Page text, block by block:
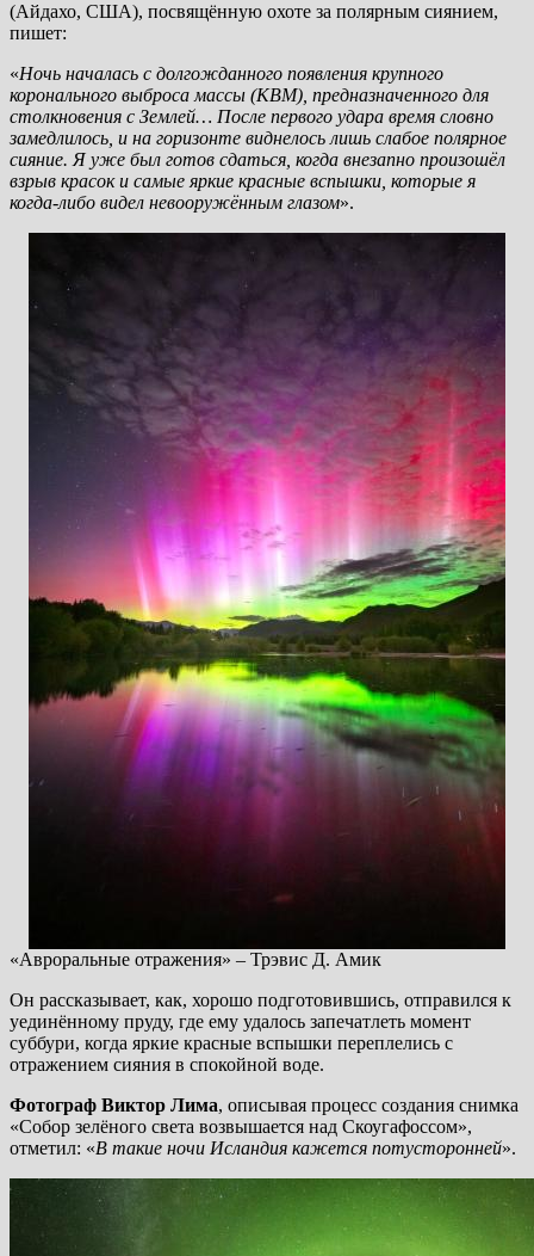
(Айдахо, США), посвящённую охоте за полярным сиянием,
пишет:
«Ночь началась с долгожданного появления крупного
коронального выброса массы (КВМ), предназначенного для
столкновения с Землей… После первого удара время словно
замедлилось, и на горизонте виднелось лишь слабое полярное
сияние. Я уже был готов сдаться, когда внезапно произошёл
взрыв красок и самые яркие красные вспышки, которые я
когда-либо видел невооружённым глазом».
«Авроральные отражения» – Трэвис Д. Амик
Он рассказывает, как, хорошо подготовившись, отправился к
уединённому пруду, где ему удалось запечатлеть момент
суббури, когда яркие красные вспышки переплелись с
отражением сияния в спокойной воде.
Фотограф Виктор Лима, описывая процесс создания снимка
«Собор зелёного света возвышается над Скоугафоссом»,
отметил: «В такие ночи Исландия кажется потусторонней».